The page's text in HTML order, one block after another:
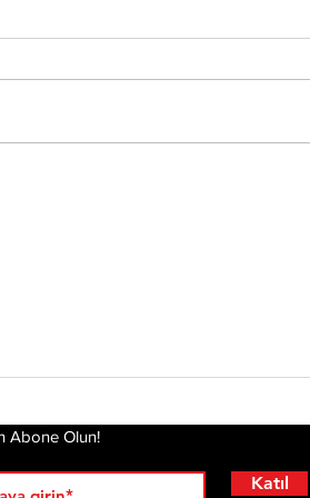
Abone Olun!
Katıl